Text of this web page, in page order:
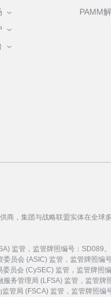
PAMM
商，集团与战略联盟实体在全球
监管，监管牌照编号：SD089。
员会 (ASIC) 监管，监管牌照编
员会 (CySEC) 监管，监管牌照
务管理局 (LFSA) 监管，监管牌
管局 (FSCA) 监管，监管牌照编